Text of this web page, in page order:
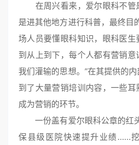
在周兴看来，爱尔眼科不管
是进其他地方进行科普，最终目
场人员要懂眼科知识，眼科医
到从上到下，每个人都有营销
我们灌输的思想。”在其提供的
到了大量营销培训内容，一些
成为营销的环节。
一份盖有爱尔眼科公章的红
保县级医院快速提升业绩……